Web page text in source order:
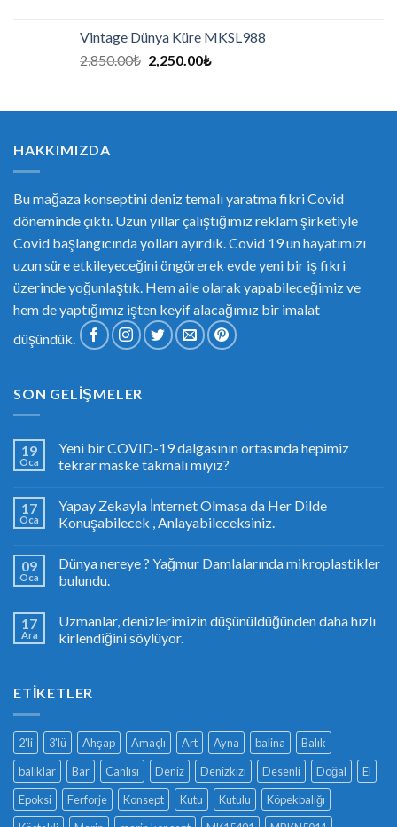
Vintage Dünya Küre MKSL988
2,850.00₺ 2,250.00₺
HAKKIMIZDA
Bu mağaza konseptini deniz temalı yaratma fikri Covid
döneminde çıktı. Uzun yıllar çalıştığımız reklam şirketiyle
Covid başlangıcında yolları ayırdık. Covid 19 un hayatımızı
uzun süre etkileyeceğini öngörerek evde yeni bir iş fikri
üzerinde yoğunlaştık. Hem aile olarak yapabileceğimiz ve
hem de yaptığımız işten keyif alacağımız bir imalat
düşündük.
SON GELIŞMELER
19
Oca
Yeni bir COVID-19 dalgasının ortasında hepimiz
tekrar maske takmalı mıyız?
17
Oca
Yapay Zekayla İnternet Olmasa da Her Dilde
Konuşabilecek , Anlayabileceksiniz.
09
Oca
Dünya nereye ? Yağmur Damlalarında mikroplastikler
bulundu.
17
Ara
Uzmanlar, denizlerimizin düşünüldüğünden daha hızlı
kirlendiğini söylüyor.
ETIKETLER
2'li 3'lü Ahşap Amaçlı Art Ayna balina
Balık
balıklar
Bar Canlısı Deniz Denizkızı Desenli Doğal
El
Epoksi
Ferforje Konsept Kutu Kutulu
Köpekbalığı